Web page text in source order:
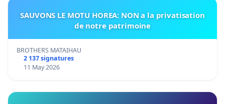
SAUVONS LE MOTU HOREA: NON a la privatisation
de notre patrimoine
BROTHERS MATAIHAU
2 137 signatures
11 May 2026